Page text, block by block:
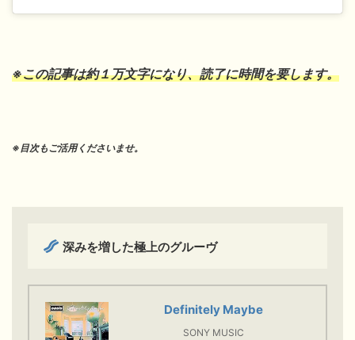
※この記事は約１万文字になり、読了に時間を要します。
※目次もご活用くださいませ。
深みを増した極上のグルーヴ
Definitely Maybe
SONY MUSIC